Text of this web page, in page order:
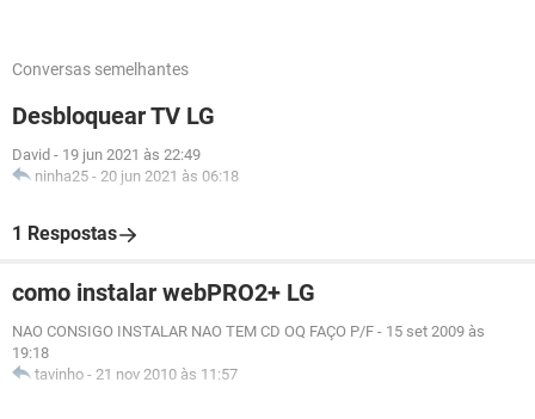
Conversas semelhantes
Desbloquear TV LG
David - 19 jun 2021 às 22:49
ninha25 - 20 jun 2021 às 06:18
1 Respostas
como instalar webPRO2+ LG
NAO CONSIGO INSTALAR NAO TEM CD OQ FAÇO P/F - 15 set 2009 às
19:18
tavinho - 21 nov 2010 às 11:57